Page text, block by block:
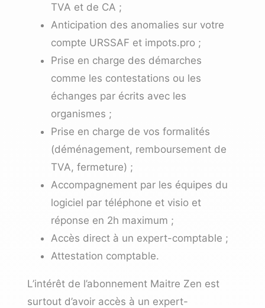
TVA et de CA ;
Anticipation des anomalies sur votre
compte URSSAF et impots.pro ;
Prise en charge des démarches
comme les contestations ou les
échanges par écrits avec les
organismes ;
Prise en charge de vos formalités
(déménagement, remboursement de
TVA, fermeture) ;
Accompagnement par les équipes du
logiciel par téléphone et visio et
réponse en 2h maximum ;
Accès direct à un expert-comptable ;
Attestation comptable.
L’intérêt de l’abonnement Maitre Zen est
surtout d’avoir accès à un expert-